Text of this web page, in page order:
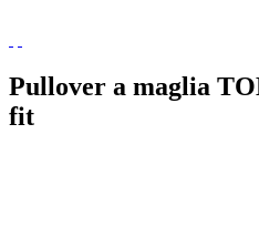
Pullover a maglia
fit